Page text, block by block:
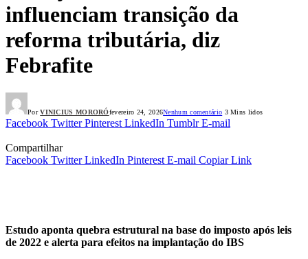
influenciam transição da
reforma tributária, diz
Febrafite
Por VINICIUS MORORÓfevereiro 24, 2026Nenhum comentário 3 Mins lidos
Facebook Twitter Pinterest LinkedIn Tumblr E-mail
Compartilhar
Facebook Twitter LinkedIn Pinterest E-mail Copiar Link
Estudo aponta quebra estrutural na base do imposto após leis
de 2022 e alerta para efeitos na implantação do IBS